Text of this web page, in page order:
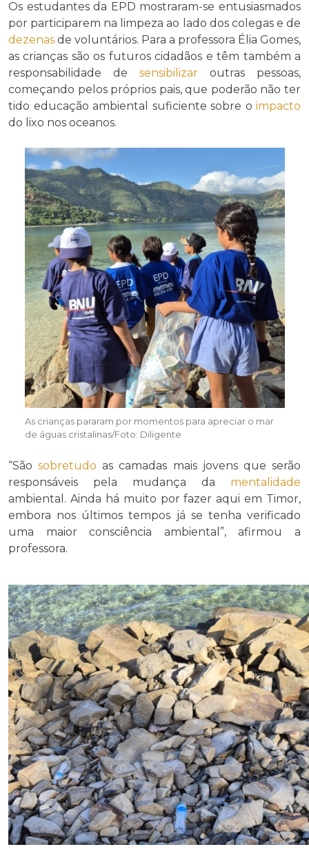
Os estudantes da EPD mostraram-se entusiasmados
por participarem na limpeza ao lado dos colegas e de
dezenas de voluntários. Para a professora Élia Gomes,
as crianças são os futuros cidadãos e têm também a
responsabilidade de sensibilizar outras pessoas,
começando pelos próprios pais, que poderão não ter
tido educação ambiental suficiente sobre o impacto
do lixo nos oceanos.
As crianças pararam por momentos para apreciar o mar
de águas cristalinas/Foto: Diligente
“Sãosobretudo as camadas mais jovens que serão
responsáveis pela mudança da mentalidade
ambiental. Ainda há muito por fazer aqui em Timor,
embora nos últimos tempos já se tenha verificado
uma maior consciência ambiental”, afirmou a
professora.